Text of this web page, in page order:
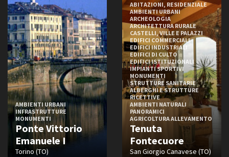
AMBIENTI URBANI
INFRASTRUTTURE
MONUMENTI
Ponte Vittorio
Emanuele I
Torino (TO)
ABITAZIONI, RESIDENZIALE
AMBIENTI URBANI
ARCHEOLOGIA
ARCHITETTURA RURALE
CASTELLI, VILLE E PALAZZI
EDIFICI COMMERCIALI
EDIFICI INDUSTRIALI
EDIFICI DI CULTO
EDIFICI ISTITUZIONALI
IMPIANTI SPORTIVI
MONUMENTI
STRUTTURE SANITARIE
ALBERGHI E STRUTTURE
RICETTIVE
AMBIENTI NATURALI
PANORAMICI
AGRICOLTURA ALLEVAMENTO
Tenuta
Fontecuore
San Giorgio Canavese (TO)